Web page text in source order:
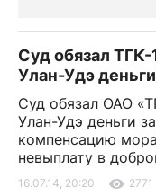
Суд обязал
Улан-Удэ
Суд обязал ОАО
Улан-Удэ деньги
компенсацию
невыплату в
16.07.14, 20:20 2771